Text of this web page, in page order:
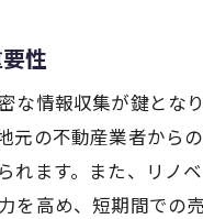
不動産
効
性
な情報収集が鍵とな
元の不動産業者から
れます。また、リノ
高め、短期間での